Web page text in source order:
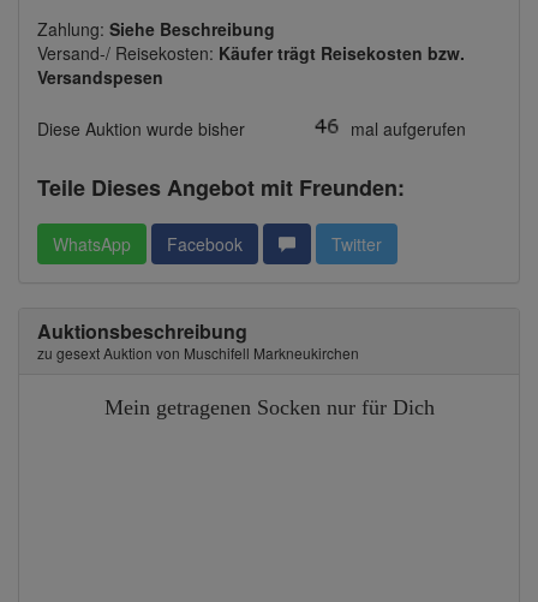
Zahlung: Siehe Beschreibung
Versand-/ Reisekosten: Käufer trägt Reisekosten bzw.
Versandspesen
Diese Auktion wurde bisher mal aufgerufen
Teile Dieses Angebot mit Freunden:
WhatsApp Facebook Twitter
Auktionsbeschreibung
zu gesext Auktion von Muschifell Markneukirchen
Mein getragenen Socken nur für Dich